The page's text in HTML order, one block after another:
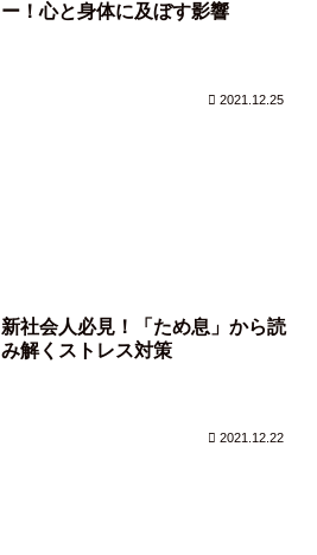
ー！心と身体に及ぼす影響
2021.12.25
新社会人必見！「ため息」から読
み解くストレス対策
2021.12.22